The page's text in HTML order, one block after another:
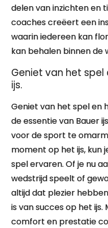
delen van inzichten en
coaches creëert een
waarin iedereen kan
kan behalen binnen de
Geniet van het
ijs.
Geniet van het spel en
de essentie van Bauer
voor de sport te
moment op het ijs, kun
spel ervaren. Of je nu
wedstrijd speelt of
altijd dat plezier
is van succes op het
comfort en prestatie